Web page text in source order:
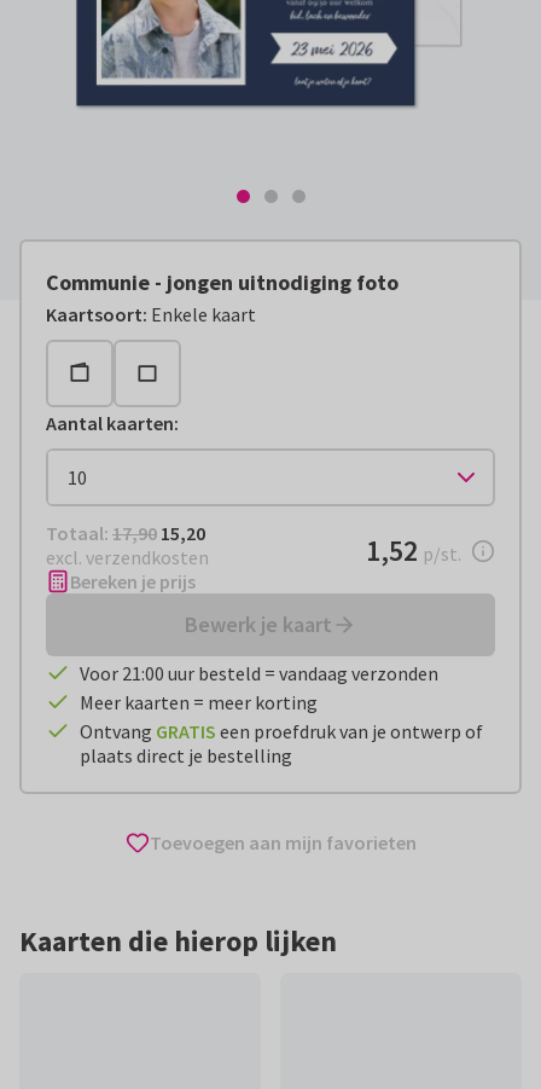
Communie - jongen uitnodiging foto
Kaartsoort: Enkele kaart
Aantal kaarten:
Totaal: € 15,20
Totaal: 17,90 15,20
excl. verzendkosten
€ 1,52per stuk
1,52 p/st.
Bereken je prijs
Bewerk je kaart
Voor 21:00 uur besteld = vandaag verzonden
Meer kaarten = meer korting
Ontvang GRATIS een proefdruk van je ontwerp of
plaats direct je bestelling
Toevoegen aan mijn favorieten
Kaarten die hierop lijken